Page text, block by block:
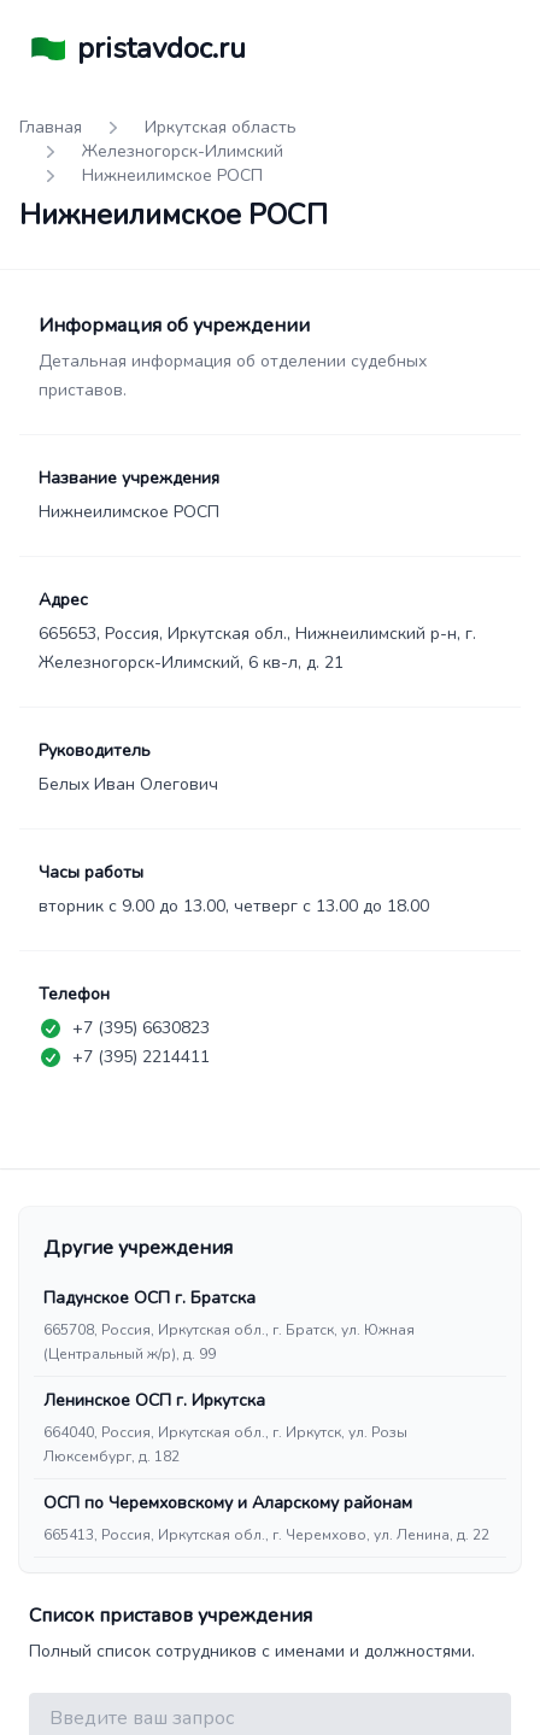
pristavdoc.ru
Главная
Иркутская область
Железногорск-Илимский
Нижнеилимское РОСП
Нижнеилимское РОСП
Информация об учреждении
Детальная информация об отделении судебных
приставов.
Название учреждения
Нижнеилимское РОСП
Адрес
665653, Россия, Иркутская обл., Нижнеилимский р-н, г.
Железногорск-Илимский, 6 кв-л, д. 21
Руководитель
Белых Иван Олегович
Часы работы
вторник с 9.00 до 13.00, четверг с 13.00 до 18.00
Телефон
+7 (395) 6630823
+7 (395) 2214411
Другие учреждения
Падунское ОСП г. Братска
665708, Россия, Иркутская обл., г. Братск, ул. Южная
(Центральный ж/р), д. 99
Ленинское ОСП г. Иркутска
664040, Россия, Иркутская обл., г. Иркутск, ул. Розы
Люксембург, д. 182
ОСП по Черемховскому и Аларскому районам
665413, Россия, Иркутская обл., г. Черемхово, ул. Ленина, д. 22
Список приставов учреждения
Полный список сотрудников с именами и должностями.
Поиск